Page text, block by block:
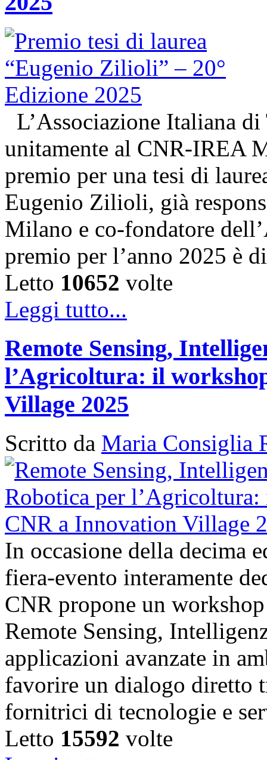
L’Associazione Italiana
unitamente al CNR-IREA
premio per una tesi di
Eugenio Zilioli, già
Milano e co-fondatore
premio per l’anno 2025 è
Letto 10652 volte
Leggi tutto...
Remote Sensing,
l’Agricoltura: il
Village 2025
Scritto da Maria Consiglia
In occasione della decima
fiera-evento interamente
CNR propone un
Remote Sensing,
applicazioni avanzate in
favorire un dialogo diretto
fornitrici di tecnologie e
Letto 15592 volte